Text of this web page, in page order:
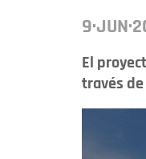
El
través